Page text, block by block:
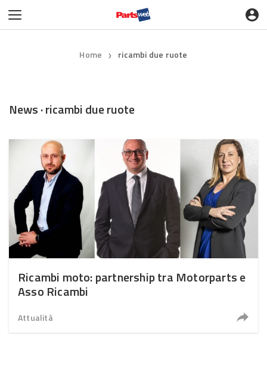
Home ❯ ricambi due ruote
News · ricambi due ruote
Ricambi moto: partnership tra Motorparts e
Asso Ricambi
Attualità